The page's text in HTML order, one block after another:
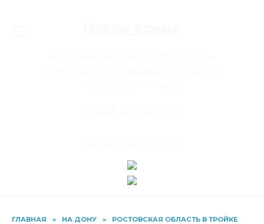
ГЛАВНАЯ » НА ДОНУ »
РОСТОВСКАЯ ОБЛАСТЬ В ТРОЙКЕ